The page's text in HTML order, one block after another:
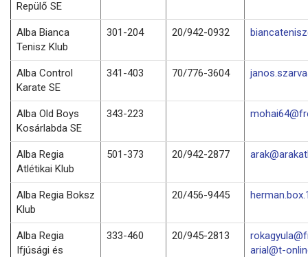
Repülő SE
Alba Bianca
Tenisz Klub
301-204 20/942-0932
Alba Control
Karate SE
341-403 70/776-3604
Alba Old Boys
Kosárlabda SE
343-223
Alba Regia
Atlétikai Klub
501-373 20/942-2877
Alba Regia Boksz
Klub
20/456-9445
Alba Regia
Ifjúsági és
333-460 20/945-2813
arial@t-